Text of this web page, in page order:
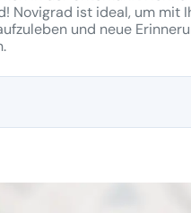
Novigrad ist ideal, um mit
und neue